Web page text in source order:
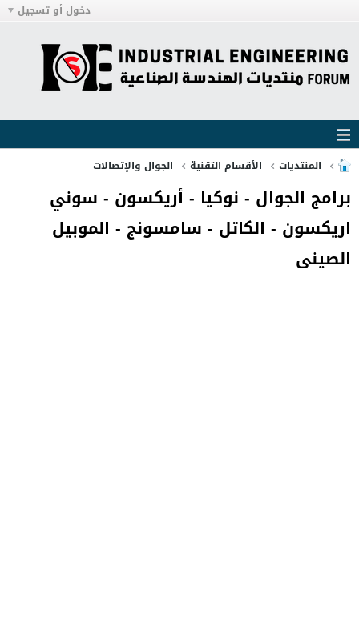
دخول أو تسجيل
المنتديات الأقسام التقنية الجوال والإتصالات
برامج الجوال - نوكيا - أريكسون - سوني
اريكسون - الكاتل - سامسونج - الموبيل
الصينى